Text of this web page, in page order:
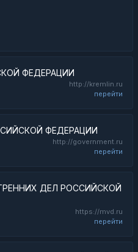
ФЕДЕРАЦИИ
http://kremlin.ru
перейти
ФЕДЕРАЦИИ
http://government.ru
перейти
ДЕЛ РОССИЙСКОЙ
https://mvd.ru
перейти